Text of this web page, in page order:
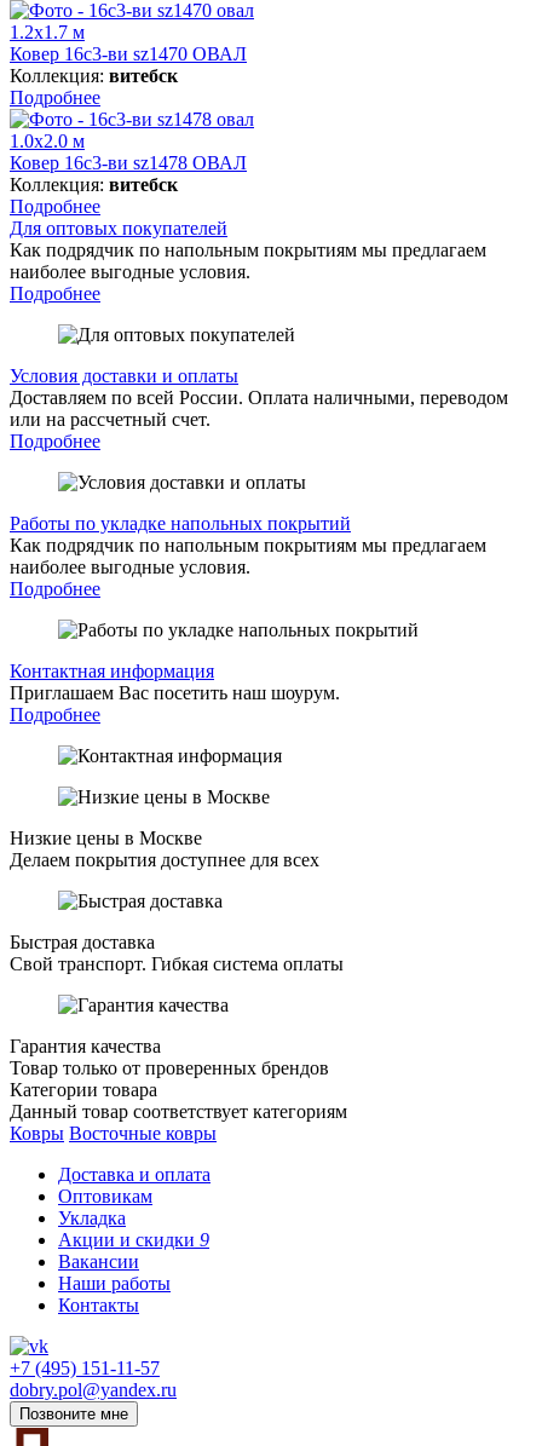
1.2x1.7 м
Ковер 16с3-ви sz1470 ОВАЛ
Коллекция: витебск
Подробнее
1.0x2.0 м
Ковер 16с3-ви sz1478 ОВАЛ
Коллекция: витебск
Подробнее
Для оптовых покупателей
Как подрядчик по напольным покрытиям мы предлагаем
наиболее выгодные условия.
Подробнее
Условия доставки и оплаты
Доставляем по всей России. Оплата наличными, переводом
или на рассчетный счет.
Подробнее
Работы по укладке напольных покрытий
Как подрядчик по напольным покрытиям мы предлагаем
наиболее выгодные условия.
Подробнее
Контактная информация
Приглашаем Вас посетить наш шоурум.
Подробнее
Низкие цены в Москве
Делаем покрытия доступнее для всех
Быстрая доставка
Свой транспорт. Гибкая система оплаты
Гарантия качества
Товар только от проверенных брендов
Категории товара
Данный товар соответствует категориям
Ковры Восточные ковры
Доставка и оплата
Оптовикам
Укладка
Акции и скидки 9
Вакансии
Наши работы
Контакты
+7 (495) 151-11-57
dobry.pol@yandex.ru
Позвоните мне